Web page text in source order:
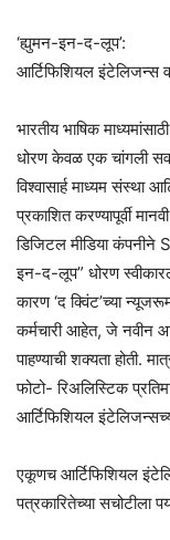
‘ह्युमन-इन-द-लूप’:
आर्टिफिशियल इंटेलिजन्स
भारतीय भाषिक
धोरण केवळ एक चांगली
विश्वासार्ह माध्यम संस्था
प्रकाशित करण्यापूर्वी
डिजिटल मीडिया कंपनीने
इन-द-लूप” धोरण
कारण ‘द क्विंट’च्या
कर्मचारी आहेत, जे नवीन
पाहण्याची शक्यता होती.
फोटो- रिअलिस्टिक
आर्टिफिशियल
एकूणच आर्टिफिशियल
पत्रकारितेच्या सचोटीला